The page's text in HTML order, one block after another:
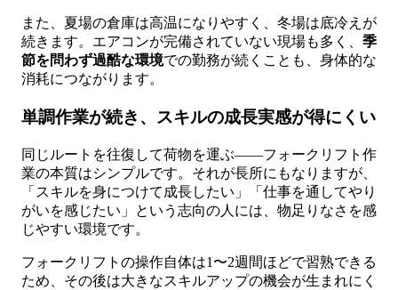
また、夏場の倉庫は高温になりやすく、冬場は底冷えが
続きます。エアコンが完備されていない現場も多く、 季
節を問わず過酷な環境での勤務が続くことも、身体的な
消耗につながります。
単調作業が続き、スキルの成長実感が得にくい
同じルートを往復して荷物を運ぶ——フォークリフト作
業の本質はシンプルです。それが長所にもなりますが、
「スキルを身につけて成長したい」「仕事を通してやり
がいを感じたい」という志向の人には、物足りなさを感
じやすい環境です。
フォークリフトの操作自体は1〜2週間ほどで習熟できる
ため、その後は大きなスキルアップの機会が生まれにく